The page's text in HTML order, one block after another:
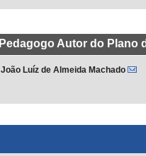
Pedagogo Autor do Plano
João Luíz de Almeida Machado